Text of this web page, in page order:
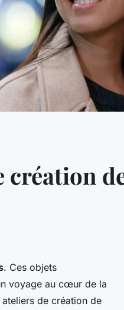
. Ces objets
voyage au cœur de la
de création de